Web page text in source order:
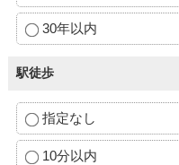
30年以内
駅徒歩
指定なし
10分以内